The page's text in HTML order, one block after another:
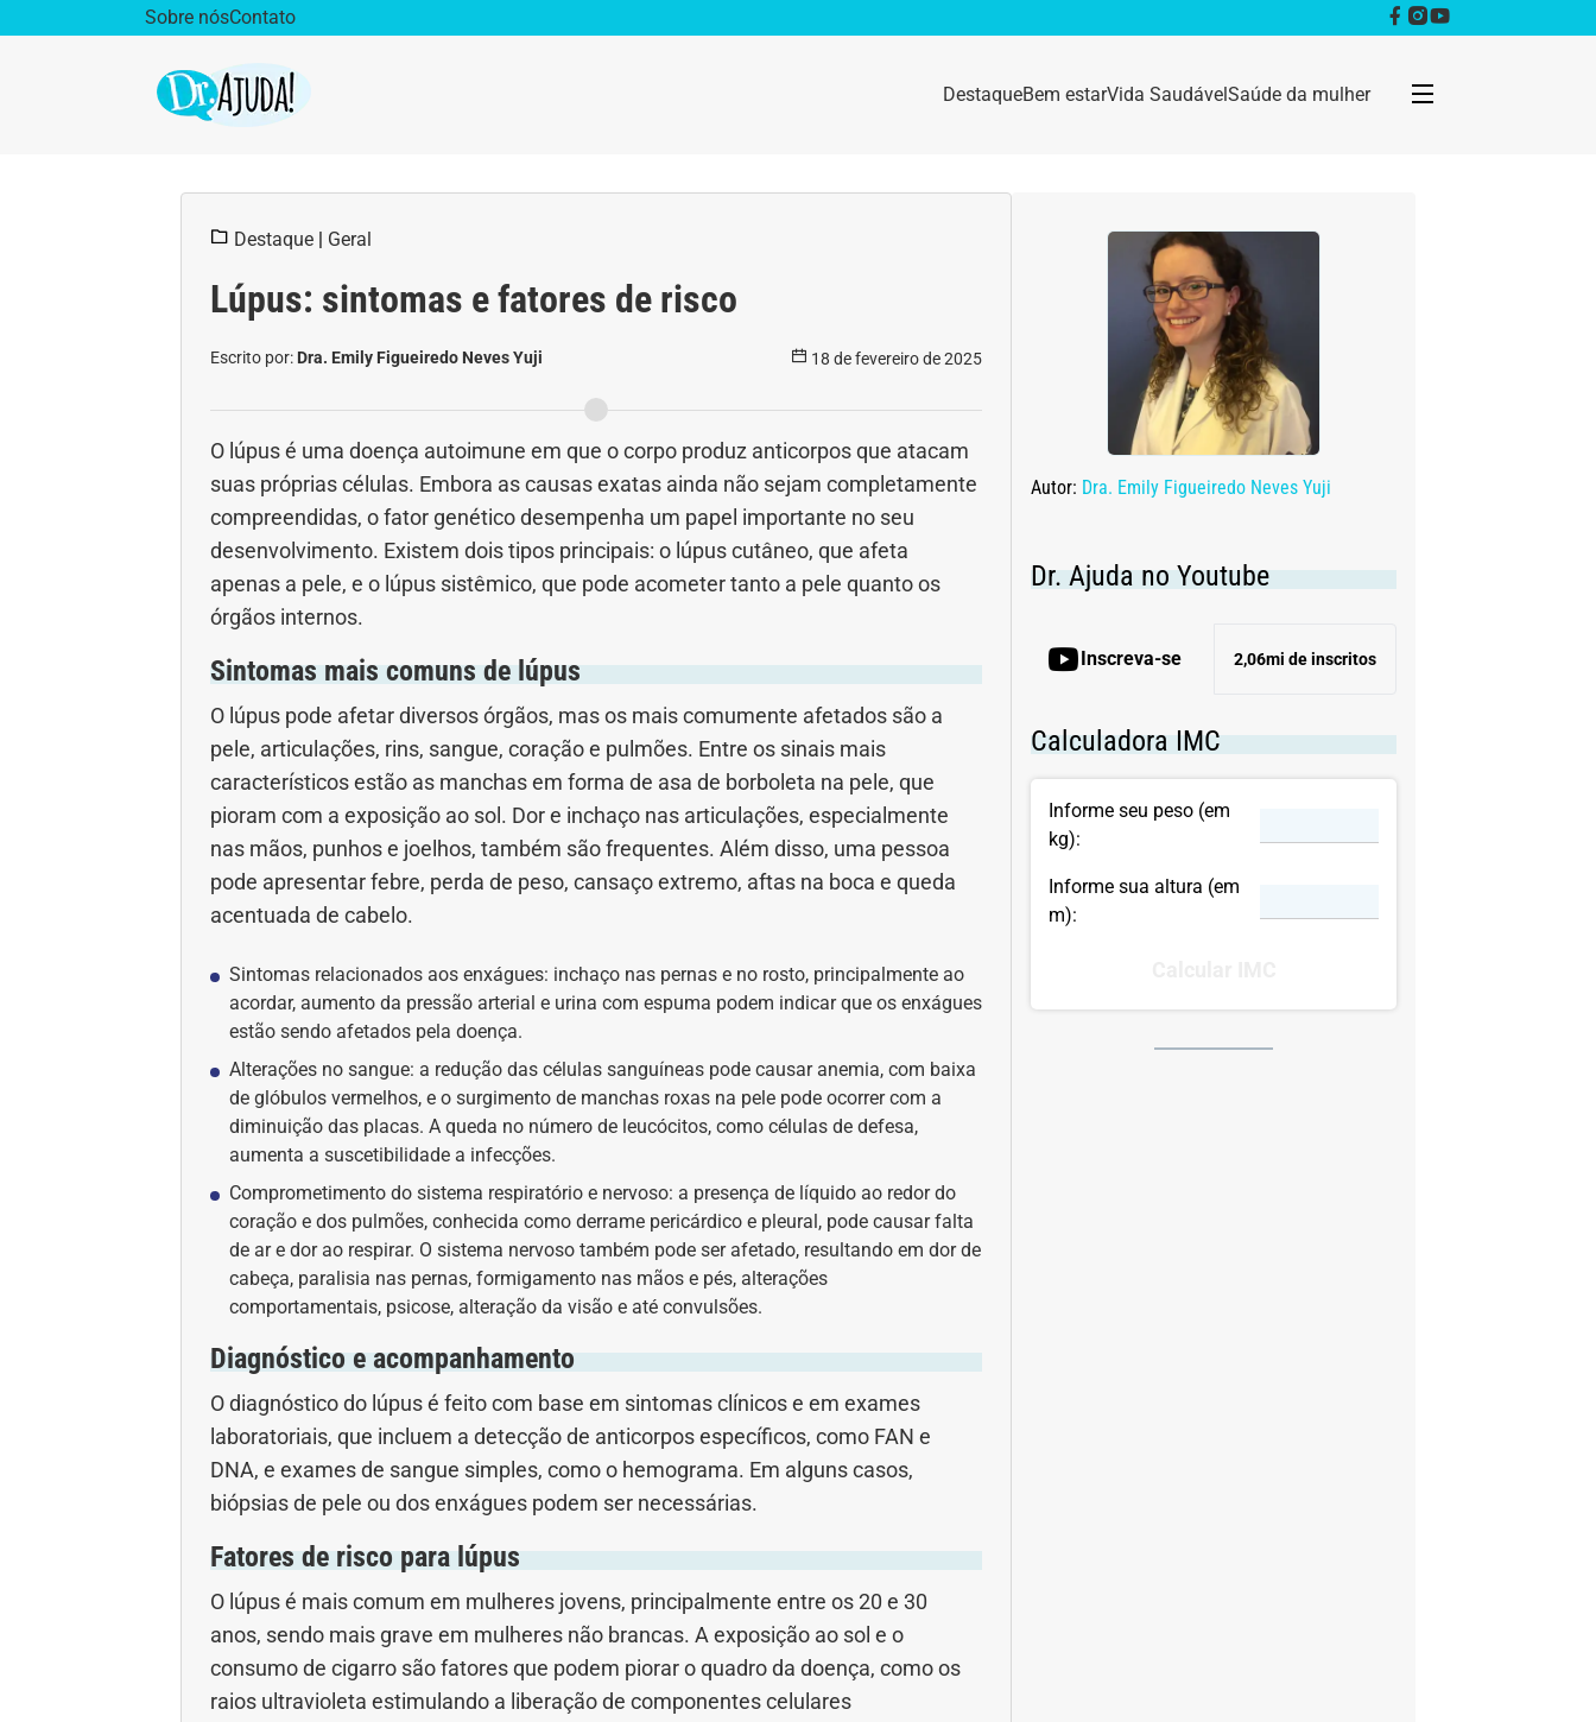
Sobre nósContato
DestaqueBem estarVida SaudávelSaúde da mulher
Vida Saudável Anestesia
Aparelho Digestivo Atividade física Câncer
Cirurgia Plástica Coronavírus Dengue Dermatologia
Dieta e nutrição Doenças infecciosas
Doenças Respiratórias Drogas Emagrecimento Geral
Gravidez Imunidade Medicia Alternativa
Ortopedia
Problemas Hormonais Problemas Neurológicos
Saúde do homem Saúde do idoso Saúde do nariz Saúde dos Dentes
Saúde dos olhos Saúde dos ouvidos Saúde dos rins Saúde mental
Destaque | Geral
Lúpus: sintomas e fatores de risco
Escrito por: Dra. Emily Figueiredo Neves Yuji 18 de fevereiro de 2025
O lúpus é uma doença autoimune em que o corpo produz anticorpos que atacam
suas próprias células. Embora as causas exatas ainda não sejam completamente
compreendidas, o fator genético desempenha um papel importante no seu
desenvolvimento. Existem dois tipos principais: o lúpus cutâneo, que afeta
apenas a pele, e o lúpus sistêmico, que pode acometer tanto a pele quanto os
órgãos internos.
Sintomas mais comuns de lúpus
O lúpus pode afetar diversos órgãos, mas os mais comumente afetados são a
pele, articulações, rins, sangue, coração e pulmões. Entre os sinais mais
característicos estão as manchas em forma de asa de borboleta na pele, que
pioram com a exposição ao sol. Dor e inchaço nas articulações, especialmente
nas mãos, punhos e joelhos, também são frequentes. Além disso, uma pessoa
pode apresentar febre, perda de peso, cansaço extremo, aftas na boca e queda
acentuada de cabelo.
Sintomas relacionados aos enxágues: inchaço nas pernas e no rosto, principalmente ao
acordar, aumento da pressão arterial e urina com espuma podem indicar que os enxágues
estão sendo afetados pela doença.
Alterações no sangue: a redução das células sanguíneas pode causar anemia, com baixa
de glóbulos vermelhos, e o surgimento de manchas roxas na pele pode ocorrer com a
diminuição das placas. A queda no número de leucócitos, como células de defesa,
aumenta a suscetibilidade a infecções.
Comprometimento do sistema respiratório e nervoso: a presença de líquido ao redor do
coração e dos pulmões, conhecida como derrame pericárdico e pleural, pode causar falta
de ar e dor ao respirar. O sistema nervoso também pode ser afetado, resultando em dor de
cabeça, paralisia nas pernas, formigamento nas mãos e pés, alterações
comportamentais, psicose, alteração da visão e até convulsões.
Diagnóstico e acompanhamento
O diagnóstico do lúpus é feito com base em sintomas clínicos e em exames
laboratoriais, que incluem a detecção de anticorpos específicos, como FAN e
DNA, e exames de sangue simples, como o hemograma. Em alguns casos,
biópsias de pele ou dos enxágues podem ser necessárias.
Fatores de risco para lúpus
O lúpus é mais comum em mulheres jovens, principalmente entre os 20 e 30
anos, sendo mais grave em mulheres não brancas. A exposição ao sol e o
consumo de cigarro são fatores que podem piorar o quadro da doença, como os
raios ultravioleta estimulando a liberação de componentes celulares
Autor: Dra. Emily Figueiredo Neves Yuji
Dr. Ajuda no Youtube
Inscreva-se 2,06mi de inscritos
Calculadora IMC
Informe seu peso (em
kg):
Informe sua altura (em
m):